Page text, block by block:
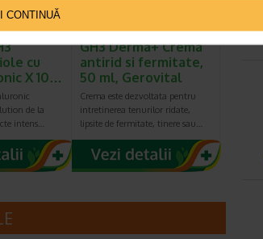
CONTINUĂ
cu
X 10…
de la
intens…
GH3 Derma+ Crema
antirid si fermitate,
50 ml, Gerovital
Crema este dezvoltata pentru
intretinerea tenurilor ridate,
lipsite de fermitate, tinere sau…